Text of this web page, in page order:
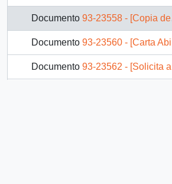
Documento 93-23558 - [Copia de memorandum a Subsecretario de Transportes]
Documento 93-23560 - [Carta Abierta al Presidente]
Documento 93-23562 - [Solicita aprobación de estatutos que se adjuntan]